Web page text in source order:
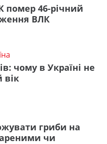
помер 46-річний
ВЛК
чому в Україні не
гриби на
чи